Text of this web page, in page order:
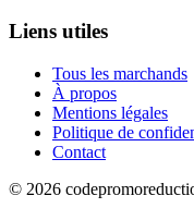
Liens utiles
Tous les marchands
À propos
Mentions légales
Politique de
Contact
© 2026